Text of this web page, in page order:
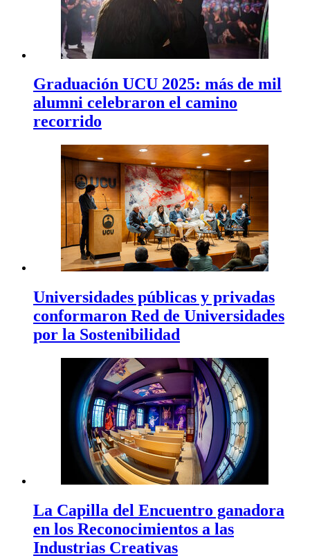
Graduación UCU 2025: más de mil
alumni celebraron el camino
recorrido
Universidades públicas y privadas
conformaron Red de Universidades
por la Sostenibilidad
La Capilla del Encuentro ganadora
en los Reconocimientos a las
Industrias Creativas